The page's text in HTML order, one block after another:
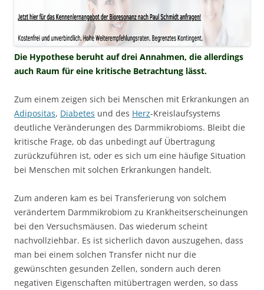
Die Hypothese beruht auf drei Annahmen, die allerdings
auch Raum für eine kritische Betrachtung lässt.
Zum einem zeigen sich bei Menschen mit Erkrankungen an
Adipositas, Diabetes und des Herz-Kreislaufsystems
deutliche Veränderungen des Darmmikrobioms. Bleibt die
kritische Frage, ob das unbedingt auf Übertragung
zurückzuführen ist, oder es sich um eine häufige Situation
bei Menschen mit solchen Erkrankungen handelt.
Zum anderen kam es bei Transferierung von solchem
verändertem Darmmikrobiom zu Krankheitserscheinungen
bei den Versuchsmäusen. Das wiederum scheint
nachvollziehbar. Es ist sicherlich davon auszugehen, dass
man bei einem solchen Transfer nicht nur die
gewünschten gesunden Zellen, sondern auch deren
negativen Eigenschaften mitübertragen werden, so dass